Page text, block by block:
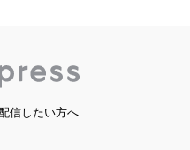
信したい方へ